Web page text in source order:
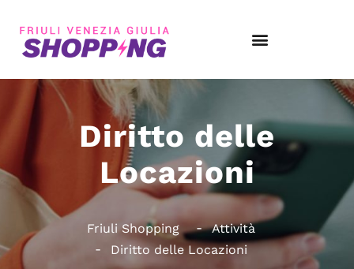
Diritto delle
Locazioni
Friuli Shopping
Attività
Diritto delle Locazioni